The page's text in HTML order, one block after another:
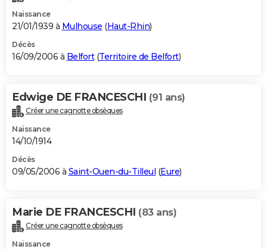
Naissance
21/01/1939 à Mulhouse (Haut-Rhin)
Décès
16/09/2006 à Belfort(Territoire de Belfort)
Edwige DE FRANCESCHI (91 ans)
Créer une cagnotte obsèques
Naissance
14/10/1914
Décès
09/05/2006 à Saint-Ouen-du-Tilleul (Eure)
Marie DE FRANCESCHI (83 ans)
Créer une cagnotte obsèques
Naissance